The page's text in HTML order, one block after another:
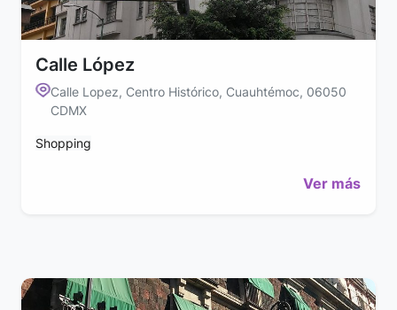
Calle López
Calle Lopez, Centro Histórico, Cuauhtémoc, 06050
CDMX
Shopping
Ver más